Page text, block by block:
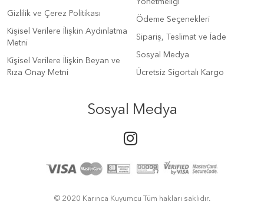
Gizlilik ve Çerez Politikası
Kişisel Verilere İlişkin Aydınlatma
Metni
Kişisel Verilere İlişkin Beyan ve
Rıza Onay Metni
Yönetmeliği
Ödeme Seçenekleri
Sipariş, Teslimat ve İade
Sosyal Medya
Ücretsiz Sigortalı Kargo
Sosyal Medya
© 2020 Karınca Kuyumcu Tüm hakları saklıdır.